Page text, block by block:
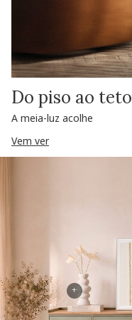
Do piso ao teto
A meia-luz acolhe
Vem ver
+